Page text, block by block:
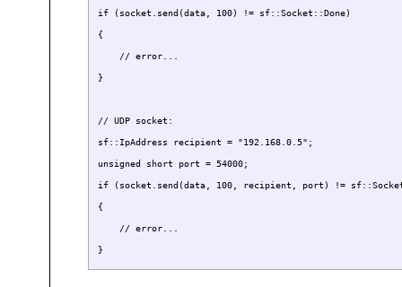
if (socket.send(data, 100) != sf::Socket::Done)
{
    // error...
}
// UDP socket:
sf::IpAddress recipient = "192.168.0.5";
unsigned short port = 54000;
if (socket.send(data, 100, recipient, port) !=
{
    // error...